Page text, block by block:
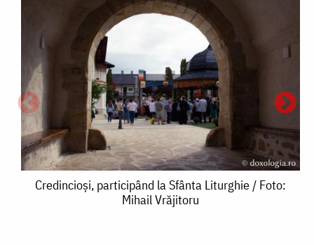
Credincioși,
Credincioși, participând la Sfânta Liturghie / Foto:
Mihail Vrăjitoru